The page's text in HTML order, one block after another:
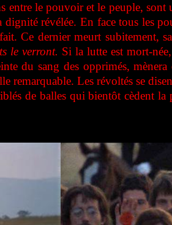
entre le pouvoir et le peuple,
révélée. En face tous les
Ce dernier meurt subitement,
le verront. Si la lutte est mort-
du sang des opprimés,
Les révoltés se
de balles qui bientôt cèdent